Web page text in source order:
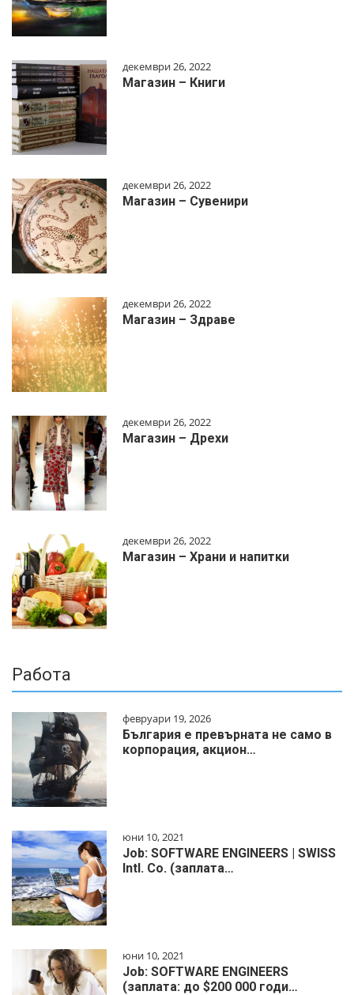
декември 26, 2022
Магазин – Книги
декември 26, 2022
Магазин – Сувенири
декември 26, 2022
Магазин – Здраве
декември 26, 2022
Магазин – Дрехи
декември 26, 2022
Магазин – Храни и напитки
Работа
февруари 19, 2026
България е превърната не само в
корпорация, акцион…
юни 10, 2021
Job: SOFTWARE ENGINEERS | SWISS
Intl. Co. (заплата…
юни 10, 2021
Job: SOFTWARE ENGINEERS
(заплата: до $200 000 годи…